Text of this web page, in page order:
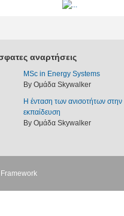
αναρτήσεις
MSc in Energy Systems
By Ομάδα Skywalker
Η ένταση των ανισοτήτων στην
εκπαίδευση
By Ομάδα Skywalker